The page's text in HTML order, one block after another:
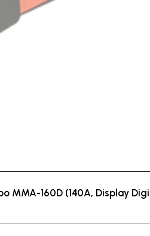
MMA-160D (140A, Display